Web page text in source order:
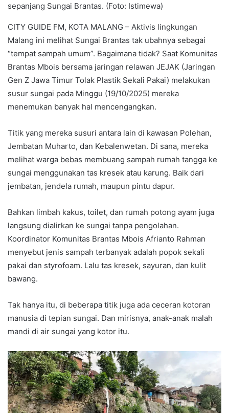
sepanjang Sungai Brantas. (Foto: Istimewa)
CITY GUIDE FM, KOTA MALANG – Aktivis lingkungan
Malang ini melihat Sungai Brantas tak ubahnya sebagai
“tempat sampah umum”. Bagaimana tidak? Saat Komunitas
Brantas Mbois bersama jaringan relawan JEJAK (Jaringan
Gen Z Jawa Timur Tolak Plastik Sekali Pakai) melakukan
susur sungai pada Minggu (19/10/2025) mereka
menemukan banyak hal mencengangkan.
Titik yang mereka susuri antara lain di kawasan Polehan,
Jembatan Muharto, dan Kebalenwetan. Di sana, mereka
melihat warga bebas membuang sampah rumah tangga ke
sungai menggunakan tas kresek atau karung. Baik dari
jembatan, jendela rumah, maupun pintu dapur.
Bahkan limbah kakus, toilet, dan rumah potong ayam juga
langsung dialirkan ke sungai tanpa pengolahan.
Koordinator Komunitas Brantas Mbois Afrianto Rahman
menyebut jenis sampah terbanyak adalah popok sekali
pakai dan styrofoam. Lalu tas kresek, sayuran, dan kulit
bawang.
Tak hanya itu, di beberapa titik juga ada ceceran kotoran
manusia di tepian sungai. Dan mirisnya, anak-anak malah
mandi di air sungai yang kotor itu.